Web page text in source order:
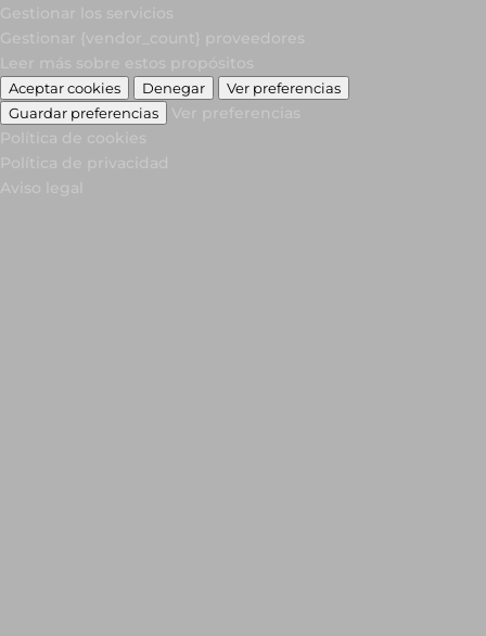
Aceptar cookies Denegar
Ver preferencias
Guardar preferencias